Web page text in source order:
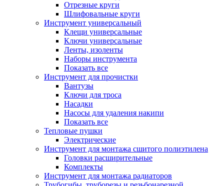
Отрезные круги
Шлифовальные круги
Инструмент универсальный
Клещи универсальные
Ключи универсальные
Ленты, изоленты
Наборы инструмента
Показать все
Инструмент для прочистки
Вантузы
Ключи для троса
Насадки
Насосы для удаления накипи
Показать все
Тепловые пушки
Электрические
Инструмент для монтажа сшитого полиэтилена
Головки расширительные
Комплекты
Инструмент для монтажа радиаторов